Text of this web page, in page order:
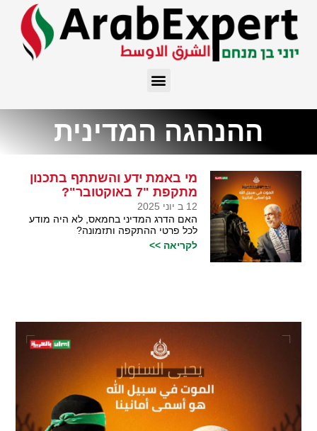
ההנהגה המדינית
מי באמת ידע והשתתף בתכנון
מתקפת "7 באוקטובר"?
12 ב יוני 2025
האם הדרג המדיני בחמאס, לא היה מודע
לכל פרטי ההתקפה ותזמונה?
לקריאה >>